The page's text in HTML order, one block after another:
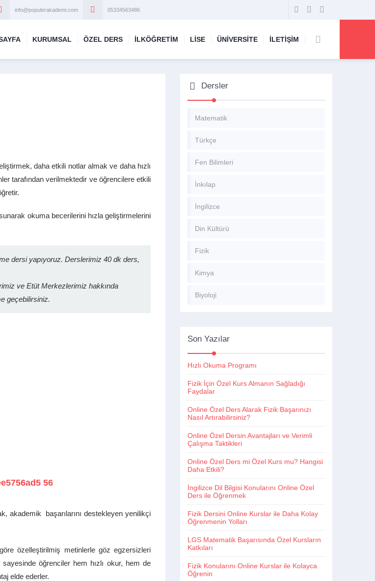
info@populerakademi.com 05334563486
KURUMSAL ÖZEL DERS İLKÖĞRETİM LİSE ÜNİVERSİTE İLETİŞİM
daha etkili notlar almak ve daha hızlı
tarafından verilmektedir ve öğrencilere etkili
okuma becerilerini hızla geliştirmelerini
dersi yapıyoruz. Derslerimiz 40 dk ders,
ve Etüt Merkezlerimiz hakkında
geçebilirsiniz.
akademik başarılarını destekleyen yenilikçi
özelleştirilmiş metinlerle göz egzersizleri
öğrenciler hem hızlı okur, hem de
elde ederler.
Dersler
Matematik
Türkçe
Fen Bilimleri
İnkılap
İngilizce
Din Kültürü
Fizik
Kimya
Biyoloji
Son Yazılar
Hızlı Okuma Programı
Fizik İçin Özel Kurs Almanın Sağladığı
Faydalar
Online Özel Ders Alarak Fizik Başarınızı
Nasıl Artırabilirsiniz?
Online Özel Dersin Avantajları ve Verimli
Çalışma Taktikleri
Online Özel Ders mi Özel Kurs mu? Hangisi
Daha Etkili?
İngilizce Dil Bilgisi Konularını Online Özel
Ders ile Öğrenmek
Fizik Dersini Online Kurslar ile Daha Kolay
Öğrenmenin Yolları
LGS Matematik Başarısında Özel Kursların
Katkıları
Fizik Konularını Online Kurslar ile Kolayca
Öğrenin